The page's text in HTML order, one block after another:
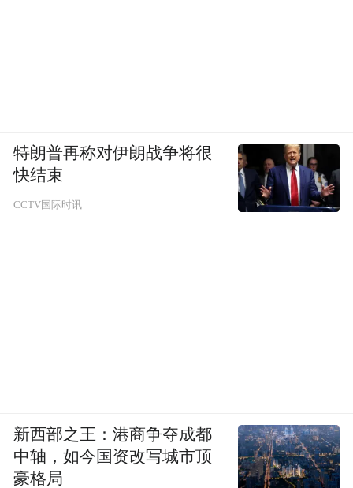
特朗普再称对伊朗战争将很
快结束
CCTV国际时讯
新西部之王：港商争夺成都
中轴，如今国资改写城市顶
豪格局